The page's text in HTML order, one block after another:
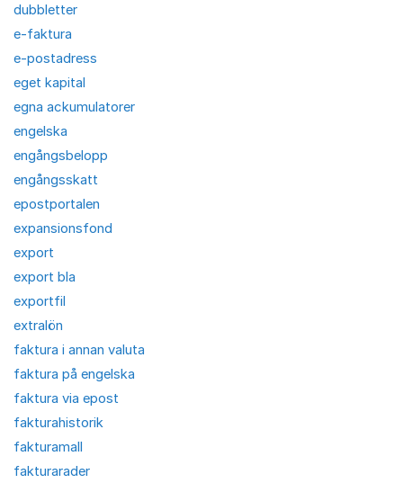
dubbletter
e-faktura
e-postadress
eget kapital
egna ackumulatorer
engelska
engångsbelopp
engångsskatt
epostportalen
expansionsfond
export
export bla
exportfil
extralön
faktura i annan valuta
faktura på engelska
faktura via epost
fakturahistorik
fakturamall
fakturarader